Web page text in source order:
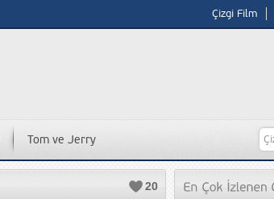
Çizgi Film
Tom ve Jerry
20